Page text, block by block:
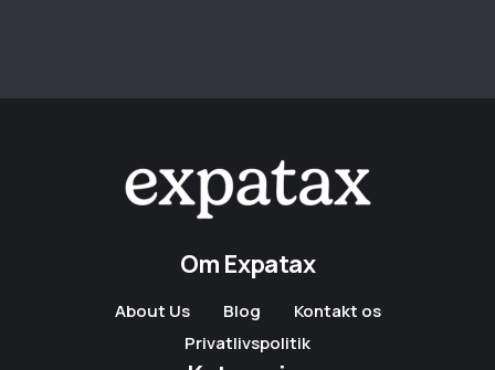
Om Expatax
About Us Blog
Kontakt os
Privatlivspolitik